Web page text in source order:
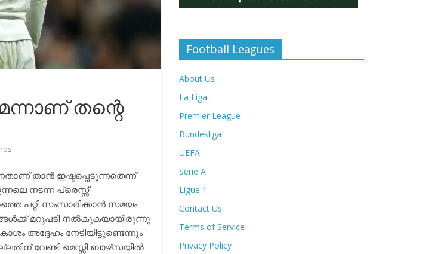
തന്റെ
താൻ ഇഷ്ടപ്പെടുന്നതെന്ന്
നടന്ന പ്രെസ്സ്
പറ്റി സംസാരിക്കാൻ സമയം
മറുപടി നൽകുകയായിരുന്നു
അദ്ദേഹം നേടിയിട്ടുണ്ടെന്നും
വേണ്ടി മെസ്സി ബാഴ്‌സയിൽ
Football Leagues
About Us
La Liga
Premier League
Bundesliga
UEFA
Serie A
Ligue 1
Contact Us
Terms of Service
Privacy Policy